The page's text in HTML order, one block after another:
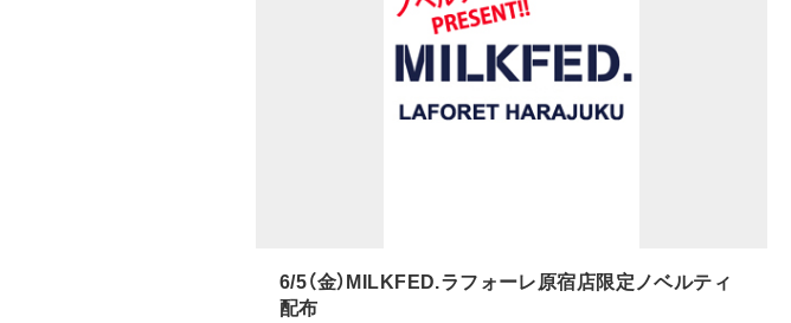
6/5（金）MILKFED.ラフォーレ原宿店限定ノベルティ
配布